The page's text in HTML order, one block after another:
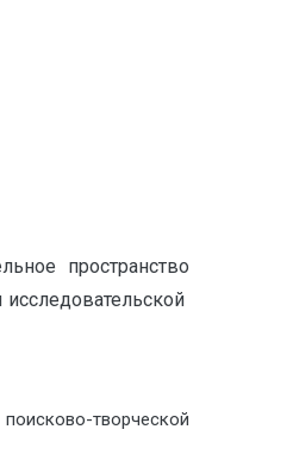
пространство
творческой